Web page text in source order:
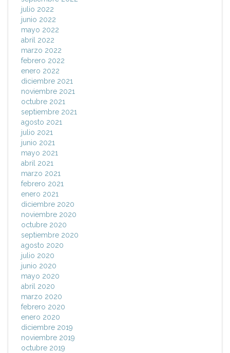
julio 2022
junio 2022
mayo 2022
abril 2022
marzo 2022
febrero 2022
enero 2022
diciembre 2021
noviembre 2021
octubre 2021
septiembre 2021
agosto 2021
julio 2021
junio 2021
mayo 2021
abril 2021
marzo 2021
febrero 2021
enero 2021
diciembre 2020
noviembre 2020
octubre 2020
septiembre 2020
agosto 2020
julio 2020
junio 2020
mayo 2020
abril 2020
marzo 2020
febrero 2020
enero 2020
diciembre 2019
noviembre 2019
octubre 2019